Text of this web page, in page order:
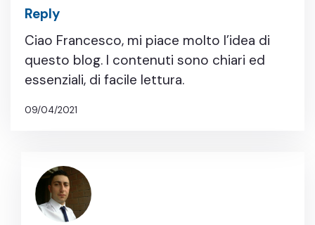
Reply
Ciao Francesco, mi piace molto l’idea di
questo blog. I contenuti sono chiari ed
essenziali, di facile lettura.
09/04/2021